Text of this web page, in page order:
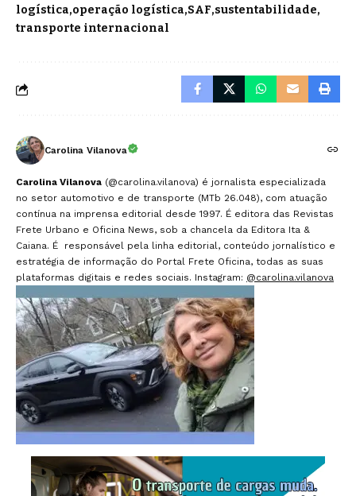
logística operação logística SAF sustentabilidade
transporte internacional
Carolina Vilanova
Carolina Vilanova (@carolina.vilanova) é jornalista especializada
no setor automotivo e de transporte (MTb 26.048), com atuação
contínua na imprensa editorial desde 1997. É editora das Revistas
Frete Urbano e Oficina News, sob a chancela da Editora Ita &
Caiana. É responsável pela linha editorial, conteúdo jornalístico e
estratégia de informação do Portal Frete Oficina, todas as suas
plataformas digitais e redes sociais. Instagram: @carolina.vilanova